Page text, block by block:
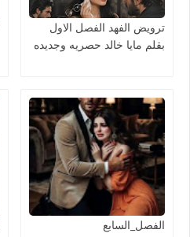
ترويض الفهد الفصل الاول
بقلم مايا خالد حصريه وجديده
الفصل_السابع